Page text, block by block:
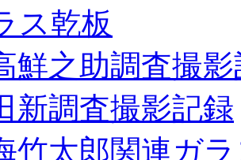
ス乾板
鮮之助調査撮
新調査撮影記録
竹太郎関連ガ